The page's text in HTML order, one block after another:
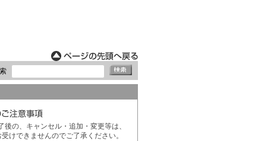
後の、キャンセル・追加・変更等は、
けできませんのでご了承ください。